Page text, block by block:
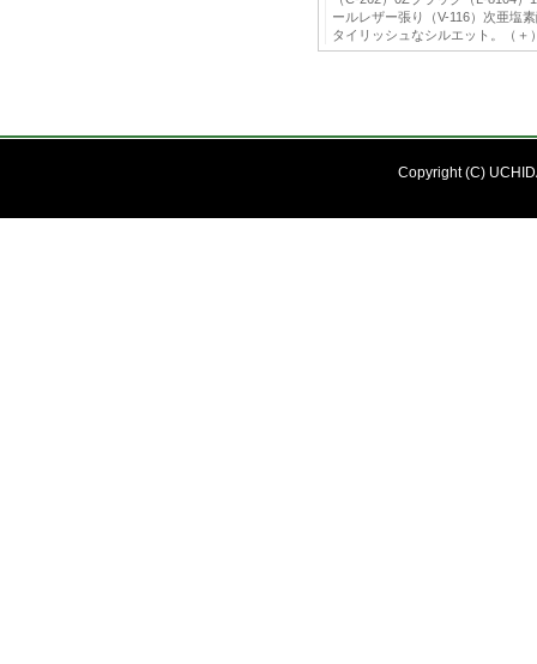
ールレザー張り（V-116）次亜塩
タイリッシュなシルエット。（＋
Copyright (C)